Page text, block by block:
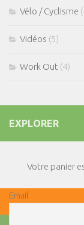
Vélo / Cyclisme
Vidéos (5)
Work Out (4)
EXPLORER
Votre panier
Email